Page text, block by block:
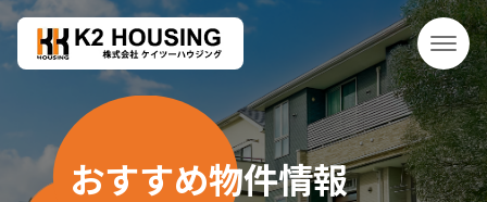
おすすめ物件情報